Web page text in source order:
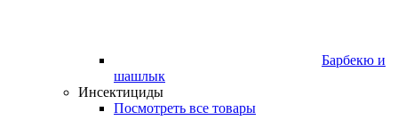
Барбекю и
шашлык
Инсектициды
Посмотреть все товары